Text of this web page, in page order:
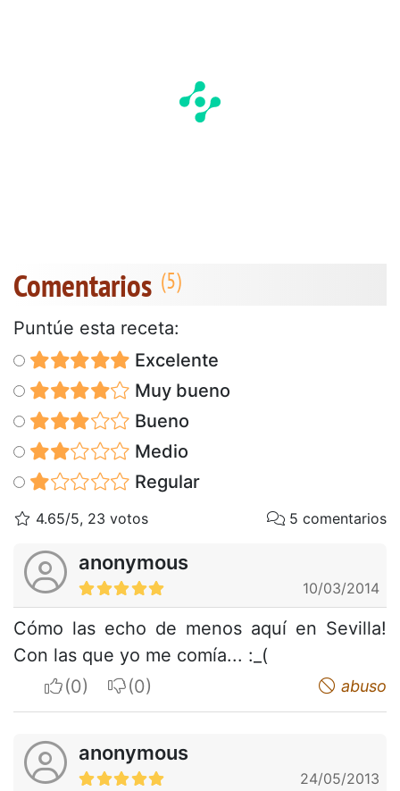
Comentarios
Puntúe esta receta:
Excelente
Muy bueno
Bueno
Medio
Regular
4.65/5, 23 votos 5 comentarios
anonymous
10/03/2014
Cómo las echo de menos aquí en Sevilla!
Con las que yo me comía... :_(
I apreciateI do not appreciate abuso
anonymous
24/05/2013